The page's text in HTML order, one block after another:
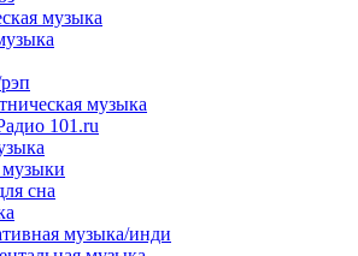
музыка
музыка
101.ru
сна
музыка/инди